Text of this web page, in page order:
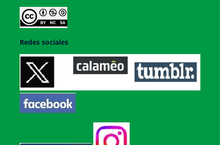
Redes sociales